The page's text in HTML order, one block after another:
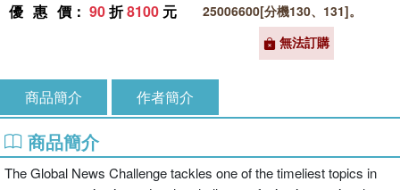
優惠價 ： 90折8100 元
25006600[分機130、131]。
無法訂購
商品簡介 作者簡介
商品簡介
The Global News Challenge tackles one of the timeliest topics in